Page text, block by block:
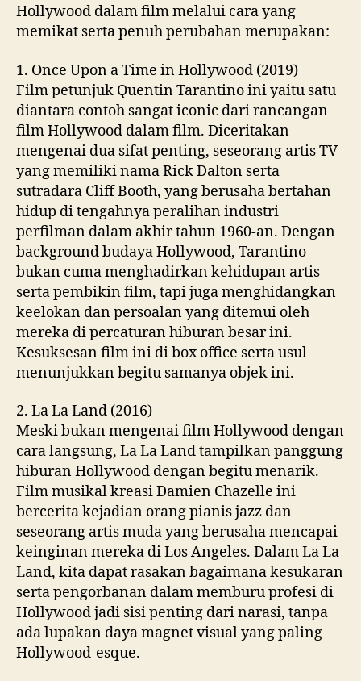
Hollywood dalam film melalui cara yang
memikat serta penuh perubahan merupakan:
1. Once Upon a Time in Hollywood (2019)
Film petunjuk Quentin Tarantino ini yaitu satu
diantara contoh sangat iconic dari rancangan
film Hollywood dalam film. Diceritakan
mengenai dua sifat penting, seseorang artis TV
yang memiliki nama Rick Dalton serta
sutradara Cliff Booth, yang berusaha bertahan
hidup di tengahnya peralihan industri
perfilman dalam akhir tahun 1960-an. Dengan
background budaya Hollywood, Tarantino
bukan cuma menghadirkan kehidupan artis
serta pembikin film, tapi juga menghidangkan
keelokan dan persoalan yang ditemui oleh
mereka di percaturan hiburan besar ini.
Kesuksesan film ini di box office serta usul
menunjukkan begitu samanya objek ini.
2. La La Land (2016)
Meski bukan mengenai film Hollywood dengan
cara langsung, La La Land tampilkan panggung
hiburan Hollywood dengan begitu menarik.
Film musikal kreasi Damien Chazelle ini
bercerita kejadian orang pianis jazz dan
seseorang artis muda yang berusaha mencapai
keinginan mereka di Los Angeles. Dalam La La
Land, kita dapat rasakan bagaimana kesukaran
serta pengorbanan dalam memburu profesi di
Hollywood jadi sisi penting dari narasi, tanpa
ada lupakan daya magnet visual yang paling
Hollywood-esque.